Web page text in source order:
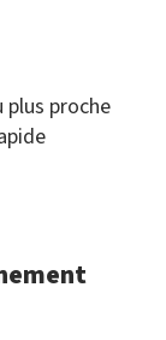
proche